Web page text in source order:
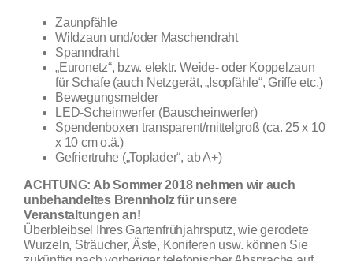
Zaunpfähle
Wildzaun und/oder Maschendraht
Spanndraht
„Euronetz“, bzw. elektr. Weide- oder Koppelzaun
für Schafe (auch Netzgerät, „Isopfähle“, Griffe etc.)
Bewegungsmelder
LED-Scheinwerfer (Bauscheinwerfer)
Spendenboxen transparent/mittelgroß (ca. 25 x 10
x 10 cm o.ä.)
Gefriertruhe („Toplader“, ab A+)
ACHTUNG: Ab Sommer 2018 nehmen wir auch
unbehandeltes Brennholz für unsere
Veranstaltungen an!
Überbleibsel Ihres Gartenfrühjahrsputz, wie gerodete
Wurzeln, Sträucher, Äste, Koniferen usw. können Sie